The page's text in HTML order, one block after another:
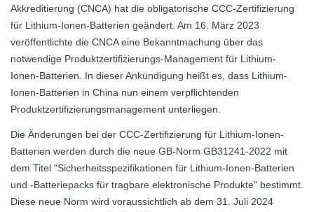
Akkreditierung (CNCA) hat die obligatorische CCC-Zertifizierung
für Lithium-Ionen-Batterien geändert. Am 16. März 2023
veröffentlichte die CNCA eine Bekanntmachung über das
notwendige Produktzertifizierungs-Management für Lithium-
Ionen-Batterien. In dieser Ankündigung heißt es, dass Lithium-
Ionen-Batterien in China nun einem verpflichtenden
Produktzertifizierungsmanagement unterliegen.
Die Änderungen bei der CCC-Zertifizierung für Lithium-Ionen-
Batterien werden durch die neue GB-Norm GB31241-2022 mit
dem Titel "Sicherheitsspezifikationen für Lithium-Ionen-Batterien
und -Batteriepacks für tragbare elektronische Produkte" bestimmt.
Diese neue Norm wird voraussichtlich ab dem 31. Juli 2024